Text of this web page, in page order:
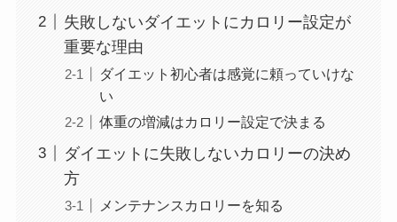
失敗しないダイエットにカロリー設定が
重要な理由
ダイエット初心者は感覚に頼っていけな
い
体重の増減はカロリー設定で決まる
ダイエットに失敗しないカロリーの決め
方
メンテナンスカロリーを知る